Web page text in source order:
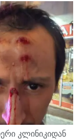
საქალაქო
კლინიკიდან